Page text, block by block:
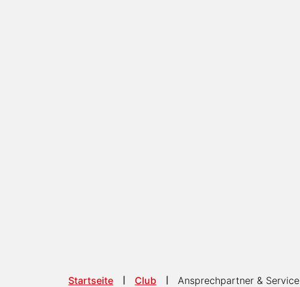
Startseite Club Ansprechpartner & Service